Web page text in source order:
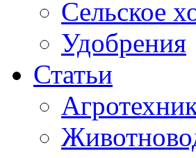
Сельское
Удобрения
Статьи